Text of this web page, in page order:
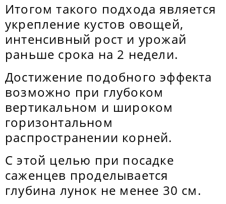
Итогом такого подхода является
укрепление кустов овощей,
интенсивный рост и урожай
раньше срока на 2 недели.
Достижение подобного эффекта
возможно при глубоком
вертикальном и широком
горизонтальном
распространении корней.
С этой целью при посадке
саженцев проделывается
глубина лунок не менее 30 см.